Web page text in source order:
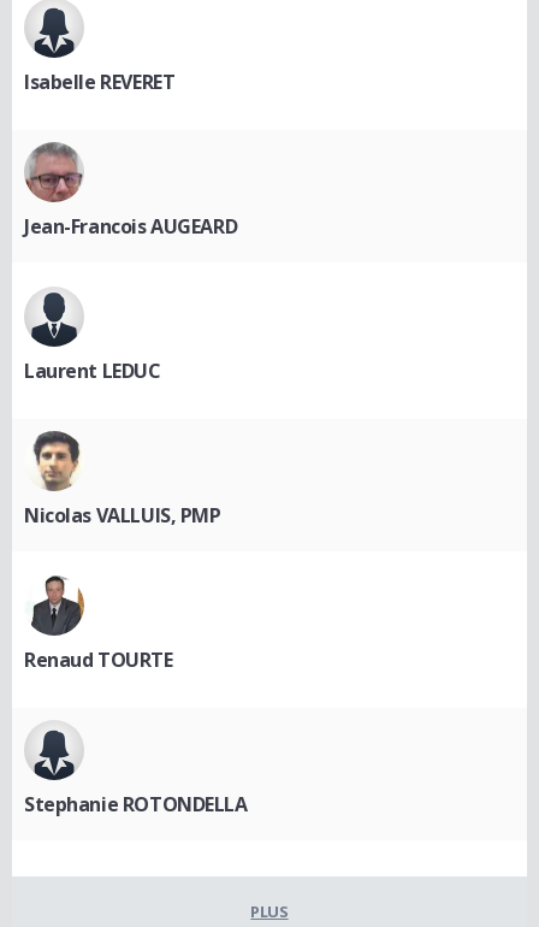
Isabelle REVERET
Jean-Francois AUGEARD
Laurent LEDUC
Nicolas VALLUIS, PMP
Renaud TOURTE
Stephanie ROTONDELLA
PLUS